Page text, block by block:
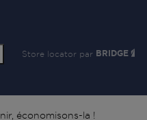
Store locator par BRIDGE
économisons-la !